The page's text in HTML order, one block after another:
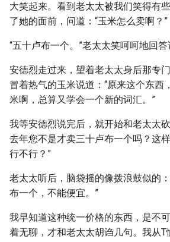
大笑起来。看到老太太被我们笑得有
了她的面前，问道：“玉米怎么卖啊？”
“五十卢布一个。”老太太笑呵呵地回答
安德烈走过来，望着老太太身后那专
冒着热气的玉米说道：“原来这个东西
米啊，总算又学会一个新的词汇。”
我等安德烈说完后，就开始和老太太砍
去年您不是才卖三十卢布一个吗？这
行不行？”
老太太听后，脑袋摇的像拨浪鼓似的
布一个，不能便宜。”
我早知道这种统一价格的东西，是不
着无聊，才和老太太胡诌几句。我从